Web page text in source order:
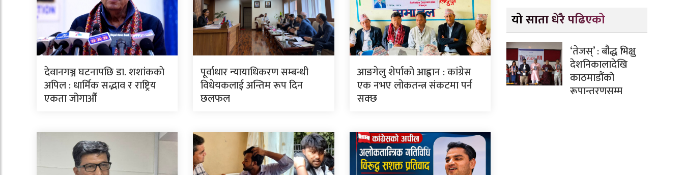
देवानगञ्ज घटनापछि डा. शशांककाे
अपिल : धार्मिक सद्भाव र राष्ट्रिय
एकता जोगाऔँ
पूर्वाधार न्यायाधिकरण सम्बन्धी
विधेयकलाई अन्तिम रूप दिन
छलफल
आङगेलु शेर्पाको आह्वान : कांग्रेस
एक नभए लोकतन्त्र संकटमा पर्न
सक्छ
यो साता धेरै पढिएको
‘तेजस्’ : बौद्ध भिक्षु
देशनिकालादेखि
काठमाडौंको
रूपान्तरणसम्म